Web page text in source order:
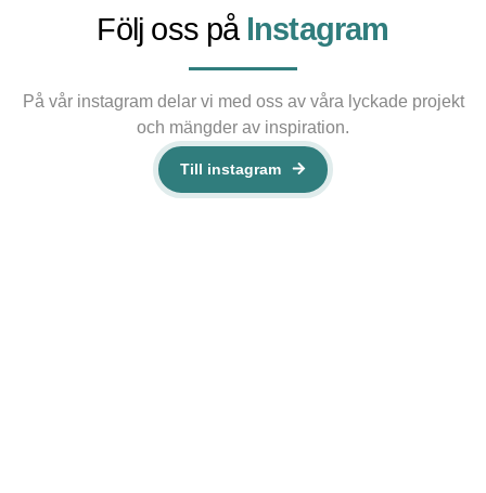
Följ oss på lnstagram
På vår instagram delar vi med oss av våra lyckade projekt
och mängder av inspiration.
Till instagram